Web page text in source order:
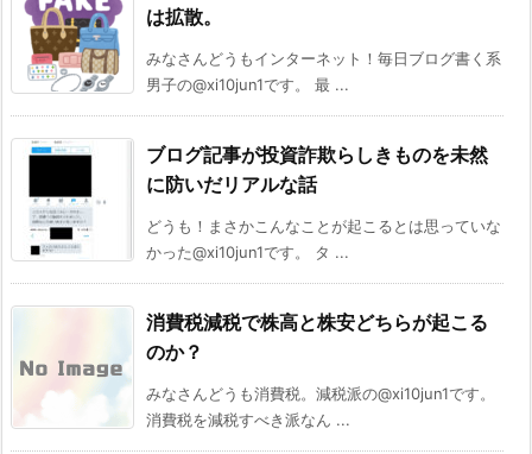
は拡散。
みなさんどうもインターネット！毎日ブログ書く系
男子の@xi10jun1です。 最 ...
ブログ記事が投資詐欺らしきものを未然
に防いだリアルな話
どうも！まさかこんなことが起こるとは思っていな
かった@xi10jun1です。 タ ...
消費税減税で株高と株安どちらが起こる
のか？
みなさんどうも消費税。減税派の@xi10jun1です。
消費税を減税すべき派なん ...